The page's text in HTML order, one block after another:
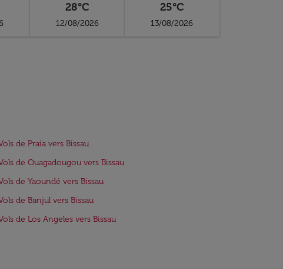
28°C
12/08/2026
25°C
13/08/2026
de Praia vers Bissau
de Ouagadougou vers Bissau
de Yaoundé vers Bissau
de Banjul vers Bissau
de Los Angeles vers Bissau